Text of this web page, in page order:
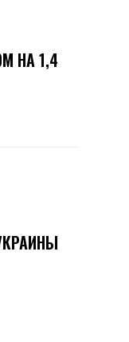
НА 1,4